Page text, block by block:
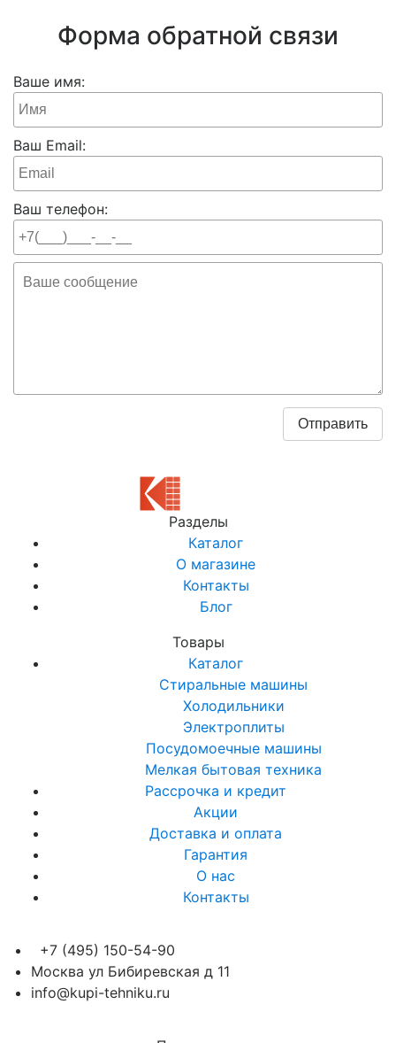
Форма обратной связи
Ваше имя:
Ваш Email:
Ваш телефон:
Разделы
Каталог
О магазине
Контакты
Блог
Товары
Каталог
Стиральные машины
Холодильники
Электроплиты
Посудомоечные машины
Мелкая бытовая техника
Рассрочка и кредит
Акции
Доставка и оплата
Гарантия
О нас
Контакты
+7 (495) 150-54-90
Москва ул Бибиревская д 11
info@kupi-tehniku.ru